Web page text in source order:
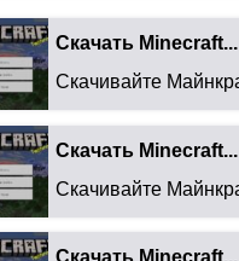
Скачать Minecraft...
Скачать Minecraft...
Скачать Minecraft...